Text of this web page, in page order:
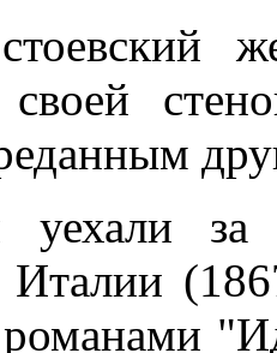
уехали
романами